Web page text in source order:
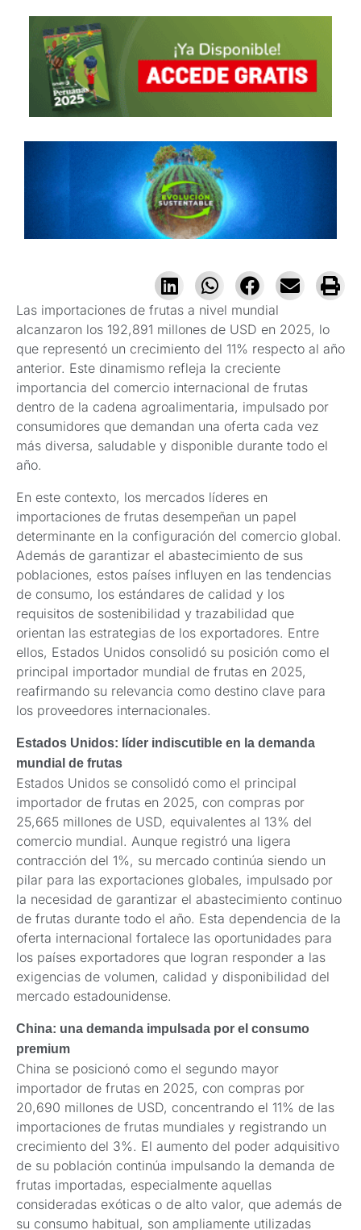
Las importaciones de frutas a nivel mundial
alcanzaron los 192,891 millones de USD en 2025, lo
que representó un crecimiento del 11% respecto al año
anterior. Este dinamismo refleja la creciente
importancia del comercio internacional de frutas
dentro de la cadena agroalimentaria, impulsado por
consumidores que demandan una oferta cada vez
más diversa, saludable y disponible durante todo el
año.
En este contexto, los mercados líderes en
importaciones de frutas desempeñan un papel
determinante en la configuración del comercio global.
Además de garantizar el abastecimiento de sus
poblaciones, estos países influyen en las tendencias
de consumo, los estándares de calidad y los
requisitos de sostenibilidad y trazabilidad que
orientan las estrategias de los exportadores. Entre
ellos, Estados Unidos consolidó su posición como el
principal importador mundial de frutas en 2025,
reafirmando su relevancia como destino clave para
los proveedores internacionales.
Estados Unidos: líder indiscutible en la demanda
mundial de frutas
Estados Unidos se consolidó como el principal
importador de frutas en 2025, con compras por
25,665 millones de USD, equivalentes al 13% del
comercio mundial. Aunque registró una ligera
contracción del 1%, su mercado continúa siendo un
pilar para las exportaciones globales, impulsado por
la necesidad de garantizar el abastecimiento continuo
de frutas durante todo el año. Esta dependencia de la
oferta internacional fortalece las oportunidades para
los países exportadores que logran responder a las
exigencias de volumen, calidad y disponibilidad del
mercado estadounidense.
China: una demanda impulsada por el consumo
premium
China se posicionó como el segundo mayor
importador de frutas en 2025, con compras por
20,690 millones de USD, concentrando el 11% de las
importaciones de frutas mundiales y registrando un
crecimiento del 3%. El aumento del poder adquisitivo
de su población continúa impulsando la demanda de
frutas importadas, especialmente aquellas
consideradas exóticas o de alto valor, que además de
su consumo habitual, son ampliamente utilizadas